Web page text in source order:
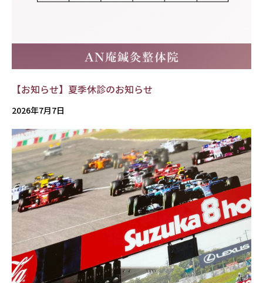
【お知らせ】夏季休診のお知らせ
2026年7月7日